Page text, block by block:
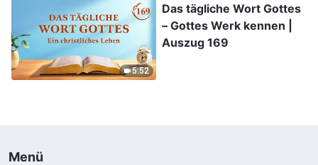
5:52
Das tägliche Wort Gottes
– Gottes Werk kennen |
Auszug 169
Menü